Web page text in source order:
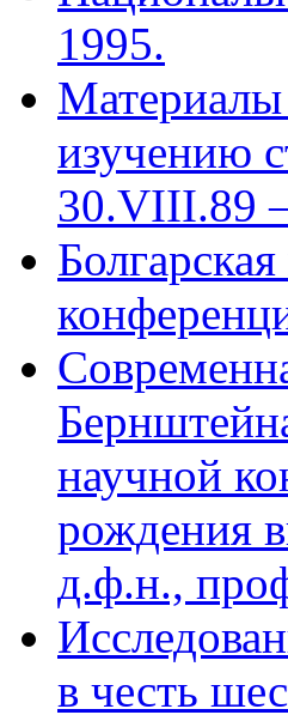
1995.
изучению
30.VIII.89
научной
рождения
д.ф.н.,
в честь